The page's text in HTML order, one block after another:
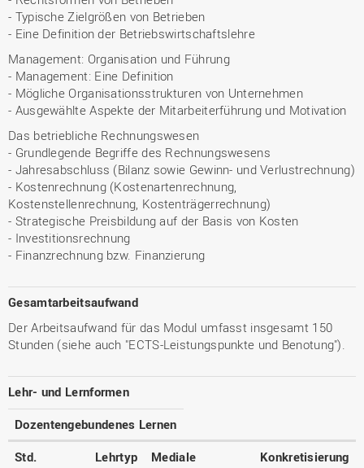
- Typische Zielgrößen von Betrieben
- Eine Definition der Betriebswirtschaftslehre
Management: Organisation und Führung
- Management: Eine Definition
- Mögliche Organisationsstrukturen von Unternehmen
- Ausgewählte Aspekte der Mitarbeiterführung und Motivation
Das betriebliche Rechnungswesen
- Grundlegende Begriffe des Rechnungswesens
- Jahresabschluss (Bilanz sowie Gewinn- und Verlustrechnung)
- Kostenrechnung (Kostenartenrechnung,
Kostenstellenrechnung, Kostenträgerrechnung)
- Strategische Preisbildung auf der Basis von Kosten
- Investitionsrechnung
- Finanzrechnung bzw. Finanzierung
Gesamtarbeitsaufwand
Der Arbeitsaufwand für das Modul umfasst insgesamt 150
Stunden (siehe auch "ECTS-Leistungspunkte und Benotung").
Lehr- und Lernformen
Dozentengebundenes Lernen
Std.
Lehrtyp
Mediale
Konkretisierung